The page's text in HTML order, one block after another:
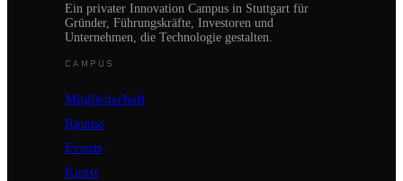
Ein privater Innovation Campus in Stuttgart für
Gründer, Führungskräfte, Investoren und
Unternehmen, die Technologie gestalten.
CAMPUS
Mitgliedschaft
Räume
Events
Kunst